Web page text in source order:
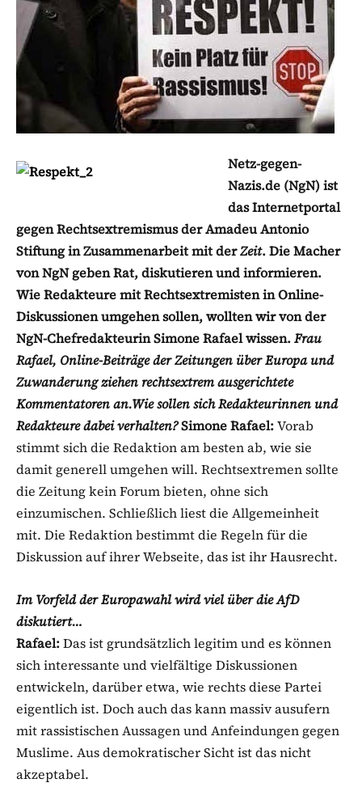
Netz-gegen-
Nazis.de (NgN) ist
das Internetportal
gegen Rechtsextremismus der Amadeu Antonio
Stiftung in Zusammenarbeit mit derZeit. Die Macher
von NgN geben Rat, diskutieren und informieren.
Wie Redakteure mit Rechtsextremisten in Online-
Diskussionen umgehen sollen, wollten wir von der
NgN-Chefredakteurin Simone Rafael wissen.Frau
Rafael, Online-Beiträge der Zeitungen über Europa und
Zuwanderung ziehen rechtsextrem ausgerichtete
Kommentatoren an.Wie sollen sich Redakteurinnen und
Redakteure dabei verhalten?Simone Rafael:Vorab
stimmt sich die Redaktion am besten ab, wie sie
damit generell umgehen will. Rechtsextremen sollte
die Zeitung kein Forum bieten, ohne sich
einzumischen. Schließlich liest die Allgemeinheit
mit. Die Redaktion bestimmt die Regeln für die
Diskussion auf ihrer Webseite, das ist ihr Hausrecht.
Im Vorfeld der Europawahl wird viel über die AfD
diskutiert…
Rafael:Das ist grundsätzlich legitim und es können
sich interessante und vielfältige Diskussionen
entwickeln, darüber etwa, wie rechts diese Partei
eigentlich ist. Doch auch das kann massiv ausufern
mit rassistischen Aussagen und Anfeindungen gegen
Muslime. Aus demokratischer Sicht ist das nicht
akzeptabel.